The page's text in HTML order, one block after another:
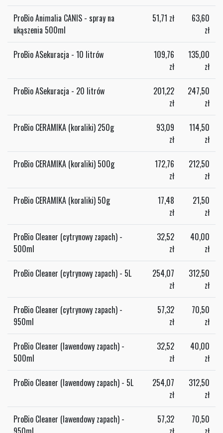
ProBio Animalia CANIS - spray na
ukąszenia 500ml
51,71 zł
63,60
zł
ProBio ASekuracja - 10 litrów
109,76
zł
135,00
zł
ProBio ASekuracja - 20 litrów
201,22
zł
247,50
zł
ProBio CERAMIKA (koraliki) 250g
93,09
zł
114,50
zł
ProBio CERAMIKA (koraliki) 500g
172,76
zł
212,50
zł
ProBio CERAMIKA (koraliki) 50g
17,48
zł
21,50
zł
ProBio Cleaner (cytrynowy zapach) -
500ml
32,52
zł
40,00
zł
ProBio Cleaner (cytrynowy zapach) - 5L
254,07
zł
312,50
zł
ProBio Cleaner (cytrynowy zapach) -
950ml
57,32
zł
70,50
zł
ProBio Cleaner (lawendowy zapach) -
500ml
32,52
zł
40,00
zł
ProBio Cleaner (lawendowy zapach) - 5L
254,07
zł
312,50
zł
ProBio Cleaner (lawendowy zapach) -
57,32
70,50